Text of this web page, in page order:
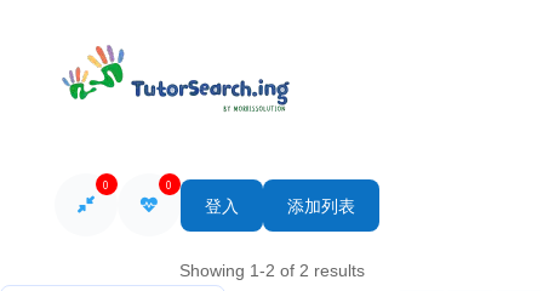
0 0
登入 添加列表
Showing 1-2 of 2 results